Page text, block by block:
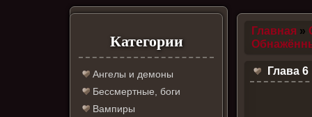
Категории
Ангелы и демоны
Бессмертные, боги
Вампиры
Главная »
Глава 6